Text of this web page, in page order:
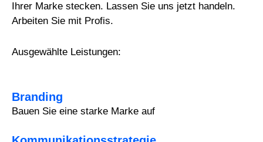
Ihrer Marke stecken. Lassen Sie uns jetzt handeln.
Arbeiten Sie mit Profis.
Ausgewählte Leistungen:
Branding
Bauen Sie eine starke Marke auf